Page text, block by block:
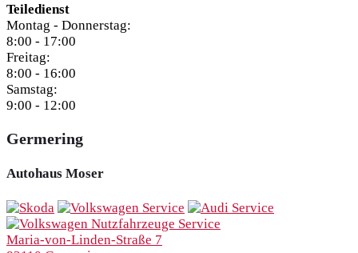
Teiledienst
Montag - Donnerstag:
8:00 - 17:00
Freitag:
8:00 - 16:00
Samstag:
9:00 - 12:00
Germering
Autohaus Moser
Maria-von-Linden-Straße 7